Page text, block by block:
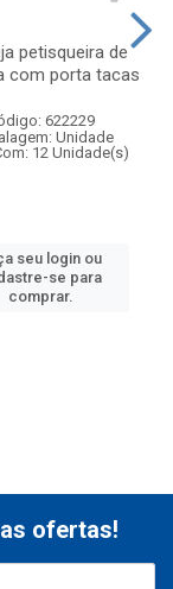
petisqueira de
com porta tacas
622229
Unidade
12 Unidade(s)
seu login ou
se para
comprar.
ofertas!